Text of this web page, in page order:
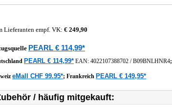
Lieferanten empf. VK: € 249,90
PEARL € 114,99*
PEARL € 114,99* EAN: 4022107388702 /B09BNLHNR4;
eMall CHF 99.95*; Frankreich PEARL € 149,95*
/ häufig mitgekauft: